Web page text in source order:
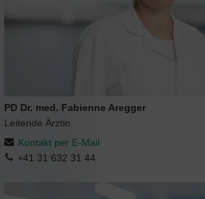
PD Dr. med. Fabienne Aregger
Leitende Ärztin
Kontakt per E-Mail
+41 31 632 31 44